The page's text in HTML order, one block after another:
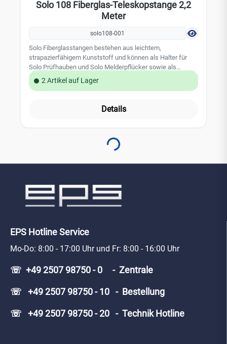
Solo 108 Fiberglas-Teleskopstange 2,2
Meter
solo108-001
Solo Fiberglasstangen bestehen aus leichtem,
strapazierfähigem Kunststoff und können als Halter für
Solo Prüfhauben und Solo Melderpflücker sowie als
Verlängerung für die Solo Prüfsets verwendet werden. Sie
sind bis zu einer Deckenhöhe von ca. 9 m
2 Artikel auf Lager
Details
Loading...
EPS Hotline Service
Mo-Do: 8:00 - 17:00 Uhr und Fr: 8:00 - 16:00 Uhr
☏ +49 2507 98750 - 0 - Zentrale
☏ +49 2507 98750 - 10 - Bestellung
☏ +49 2507 98750 - 20 - Technik Hotline